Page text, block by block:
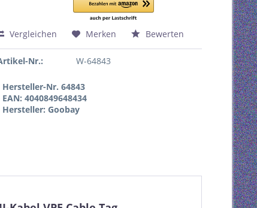
Vergleichen Merken Bewerten
Nr.: W-64843
Hersteller-Nr. 64843
EAN: 4040849648434
Hersteller: Goobay